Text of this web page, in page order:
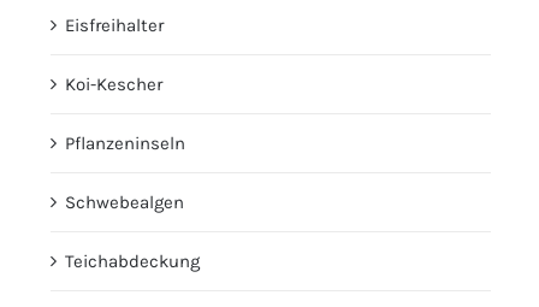
Eisfreihalter
Koi-Kescher
Pflanzeninseln
Schwebealgen
Teichabdeckung